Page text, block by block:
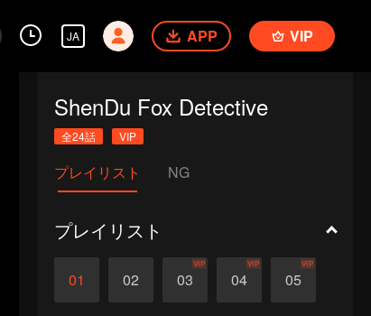
JA APP VIP
ShenDu Fox Detective
全24話 VIP
プレイリスト NG
プレイリスト
01 02 03
VIP
04
VIP
05
VIP